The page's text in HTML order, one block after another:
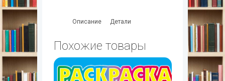
Описание Детали
Похожие товары